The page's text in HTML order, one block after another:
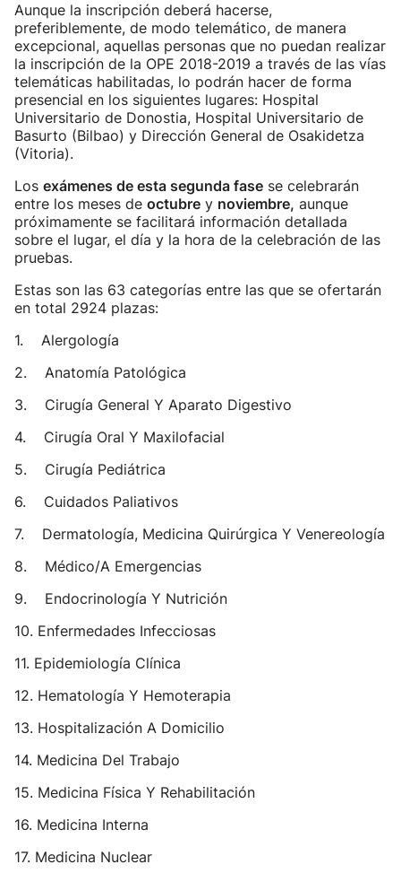
Aunque la inscripción deberá hacerse,
preferiblemente, de modo telemático, de manera
excepcional, aquellas personas que no puedan realizar
la inscripción de la OPE 2018-2019 a través de las vías
telemáticas habilitadas, lo podrán hacer de forma
presencial en los siguientes lugares: Hospital
Universitario de Donostia, Hospital Universitario de
Basurto (Bilbao) y Dirección General de Osakidetza
(Vitoria).
Los exámenes de esta segunda fase se celebrarán
entre los meses de octubre y noviembre, aunque
próximamente se facilitará información detallada
sobre el lugar, el día y la hora de la celebración de las
pruebas.
Estas son las 63 categorías entre las que se ofertarán
en total 2924 plazas:
1. Alergología
2. Anatomía Patológica
3. Cirugía General Y Aparato Digestivo
4. Cirugía Oral Y Maxilofacial
5. Cirugía Pediátrica
6. Cuidados Paliativos
7. Dermatología, Medicina Quirúrgica Y Venereología
8. Médico/A Emergencias
9. Endocrinología Y Nutrición
10. Enfermedades Infecciosas
11. Epidemiología Clínica
12. Hematología Y Hemoterapia
13. Hospitalización A Domicilio
14. Medicina Del Trabajo
15. Medicina Física Y Rehabilitación
16. Medicina Interna
17. Medicina Nuclear